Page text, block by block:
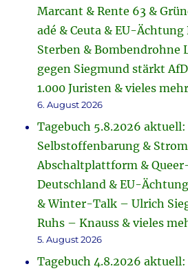
Marcant & Rente 63 &
adé & Ceuta & EU-
Sterben & Bombendrohne
gegen Siegmund stärkt
1.000 Juristen & vieles mehr
6. August 2026
Tagebuch 5.8.2026
Selbstoffenbarung &
Abschaltplattform &
Deutschland & EU-
& Winter-Talk – Ulrich
Ruhs – Knauss & vieles
5. August 2026
Tagebuch 4.8.2026